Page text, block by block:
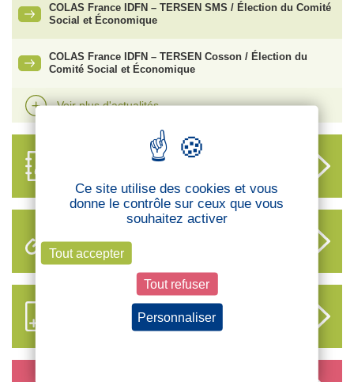
COLAS France IDFN – TERSEN SMS / Élection du Comité
Social et Économique
COLAS France IDFN – TERSEN Cosson / Élection du
Comité Social et Économique
Voir plus d'actualités
LIENS UTILES
S’ABONNER AUX NOUVEAUX
CONTENUS CFTC
Ce site utilise des cookies et vous
donne le contrôle sur ceux que vous
souhaitez activer
Tout accepter
Tout refuser
Personnaliser